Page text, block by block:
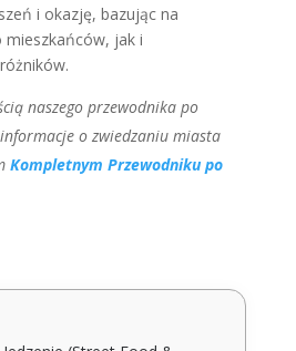
i okazję, bazując na
jak i
naszego przewodnika po
o zwiedzaniu miasta
Kompletnym Przewodniku po